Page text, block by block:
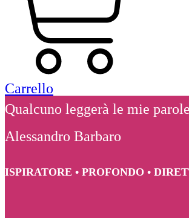
Carrello
Qualcuno leggerà le mie
Alessandro Barbaro
ISPIRATORE • PROFONDO •